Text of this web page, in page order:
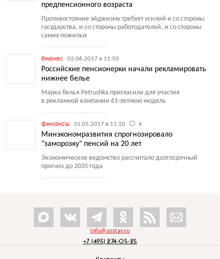
предпенсионного возраста
Противостояние эйджизму требует усилий и со стороны
государства, и со стороны работодателей, и со стороны
самих пожилых
бизнес 02.06.2017 в 11:50
Российские пенсионерки начали рекламировать
нижнее белье
Марка белья Petrushka пригласила для участия
в рекламной кампании 61-летнюю модель
финансы 31.05.2017 в 11:10 4
Минэкономразвития спрогнозировало
"заморозку" пенсий на 20 лет
Экономическое ведомство рассчитало долгосрочный
прогноз до 2035 года
info@sostav.ru
+7 (495) 274-05-25